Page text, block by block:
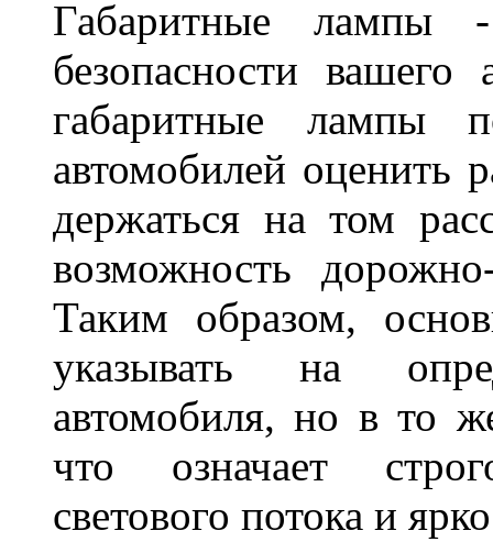
Габаритные лампы
безопасности
габаритные лампы
автомобилей оценить
держаться на том
возможность
Таким образом,
указывать на
автомобиля, но в то
что означает
светового потока и